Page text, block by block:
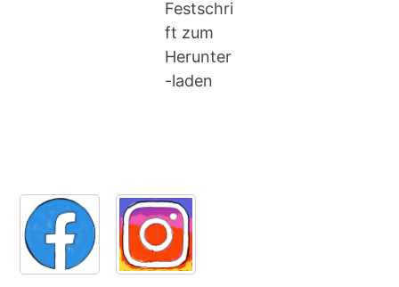
Festschri
ft zum
Herunter
-laden